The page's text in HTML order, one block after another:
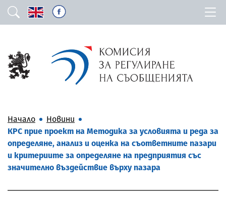
Начало
Новини
КРС прие проект на Методика за условията и редa за
определяне, анализ и оценка на съответните пазари
и критериите за определяне на предприятия със
значително въздействие върху пазара